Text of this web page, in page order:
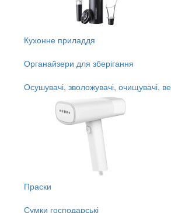
Кухонне приладдя
Органайзери для зберігання
Осушувачі, зволожувачі, очищувачі,
Праски
Сумки господарські